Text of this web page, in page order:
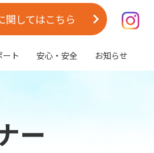
ト 安心・安全 お知らせ
関してはこちら
ー